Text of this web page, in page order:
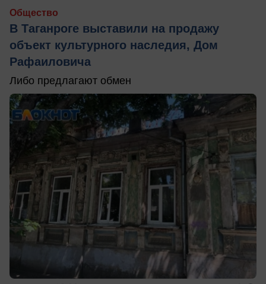
Общество
В Таганроге выставили на продажу
объект культурного наследия, Дом
Рафаиловича
Либо предлагают обмен